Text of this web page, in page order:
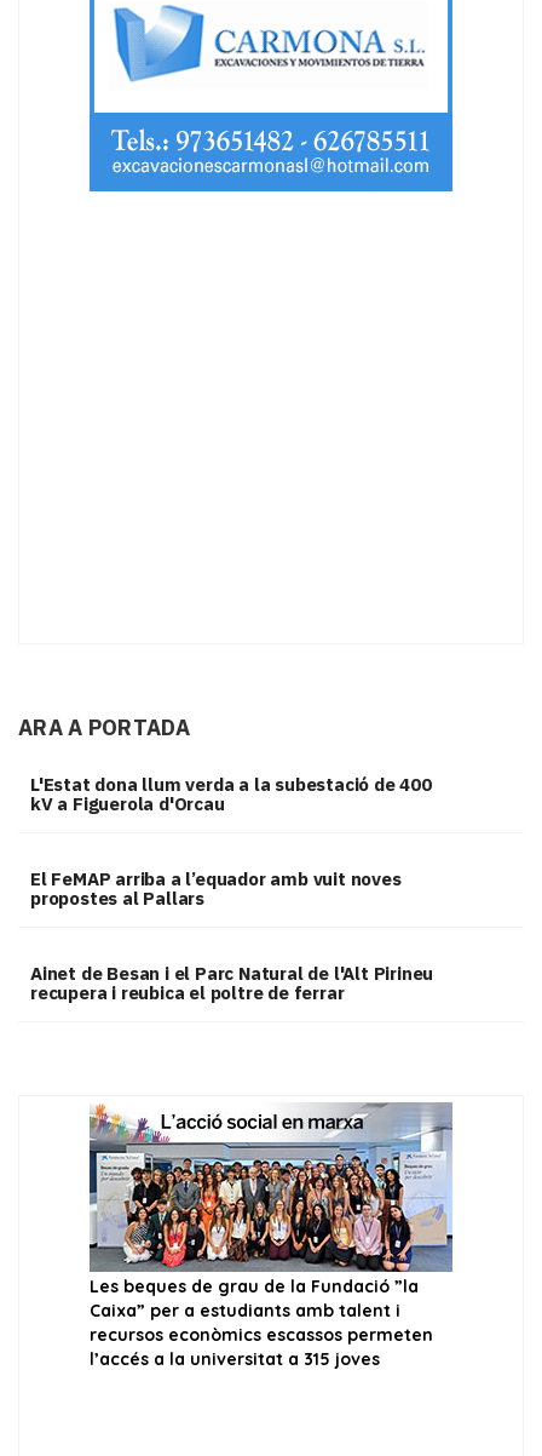
ARA A PORTADA
L'Estat dona llum verda a la subestació de 400
kV a Figuerola d'Orcau
El FeMAP arriba a l’equador amb vuit noves
propostes al Pallars
Ainet de Besan i el Parc Natural de l'Alt Pirineu
recupera i reubica el poltre de ferrar